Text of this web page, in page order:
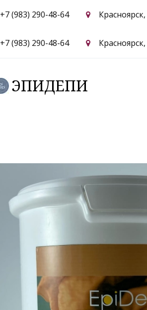
+7 (983) 290-48-64 Красноярск,
+7 (983) 290-48-64 Красноярск,
ЭПИДЕПИ